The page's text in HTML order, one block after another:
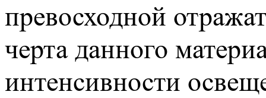
превосходной
черта данного
интенсивности